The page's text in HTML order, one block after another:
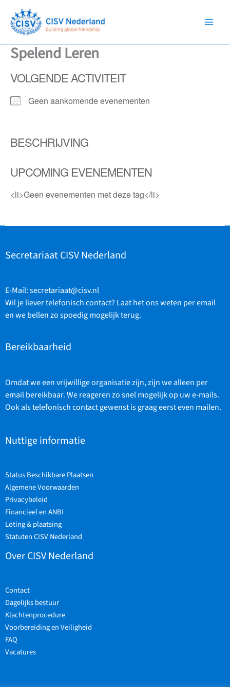
naar
inhoud
Spelend Leren
VOLGENDE ACTIVITEIT
Geen aankomende evenementen
BESCHRIJVING
UPCOMING EVENEMENTEN
<li>Geen evenementen met deze tag</li>
Secretariaat CISV Nederland
E-Mail:secretariaat@cisv.nl
Wil je liever telefonisch contact? Laat het ons weten per email
en we bellen zo spoedig mogelijk terug.
Bereikbaarheid
Omdat we een vrijwillige organisatie zijn, zijn we alleen per
email bereikbaar. We reageren zo snel mogelijk op uw e-mails.
Ook als telefonisch contact gewenst is graag eerst even mailen.
Nuttige informatie
Status Beschikbare Plaatsen
Algemene Voorwaarden
Privacybeleid
Financieel en ANBI
Loting & plaatsing
Statuten CISV Nederland
Over CISV Nederland
Contact
Dagelijks bestuur
Klachtenprocedure
Voorbereiding en Veiligheid
FAQ
Vacatures